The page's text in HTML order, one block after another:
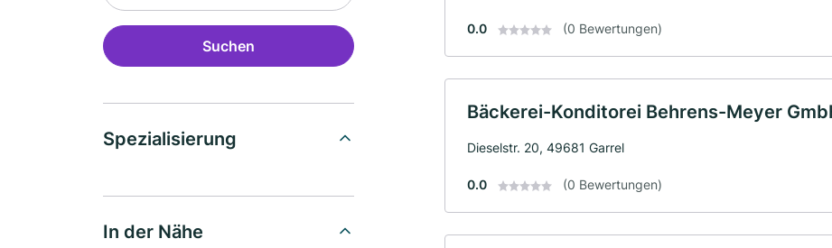
Suchen
Spezialisierung
In der Nähe
0.0 (0 Bewertungen)
Bäckerei-Konditorei Behrens-Meyer
Dieselstr. 20, 49681 Garrel
0.0 (0 Bewertungen)